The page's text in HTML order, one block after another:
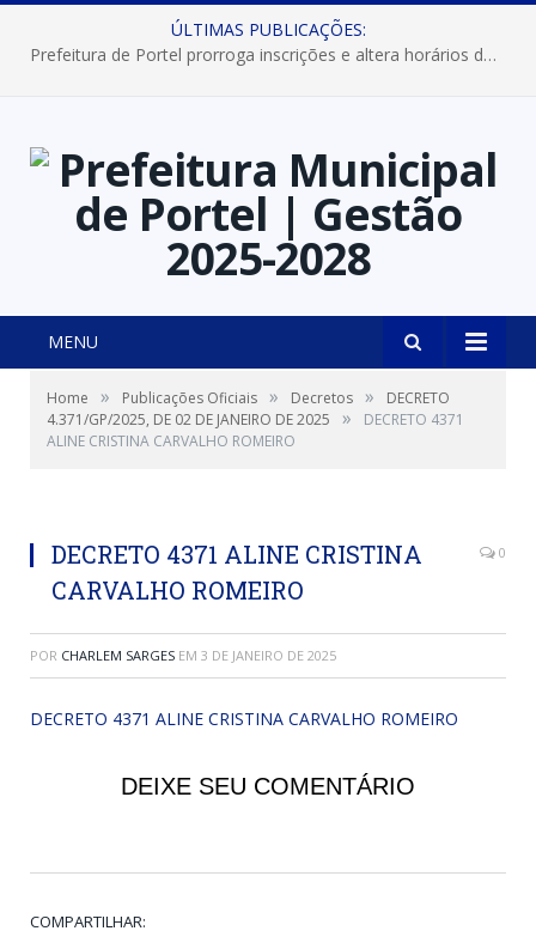
ÚLTIMAS PUBLICAÇÕES:
Prefeitura de Portel prorroga inscrições e altera horários dos concursos “Musa” e “Miss Mix Verão 2026”
MENU
Home » Publicações Oficiais » Decretos »
DECRETO
4.371/GP/2025, DE 02 DE JANEIRO DE 2025
»
DECRETO 4371
ALINE CRISTINA CARVALHO ROMEIRO
DECRETO 4371 ALINE CRISTINA
CARVALHO ROMEIRO
0
POR CHARLEM SARGES EM 3 DE JANEIRO DE 2025
DECRETO 4371 ALINE CRISTINA CARVALHO ROMEIRO
DEIXE SEU COMENTÁRIO
COMPARTILHAR: